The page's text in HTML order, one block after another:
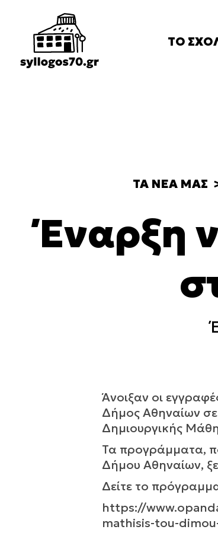
ΤΟ
ΤΑ ΝΕΑ ΜΑΣ
Έναρξη
Άνοιξαν οι
Δήμος Αθηναίων σε
Δημιουργικής
Τα προγράμματα,
Δήμου Αθηναίων,
Δείτε το
https://
mathisis-tou-